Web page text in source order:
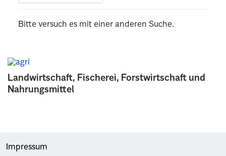
Landwirtschaft, Fischerei, Forstwirtschaft und
Nahrungsmittel
Bitte versuch es mit einer anderen Suche.
Impressum